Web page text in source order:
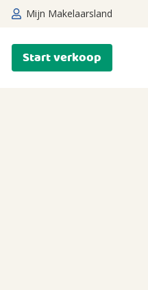
Mijn Makelaarsland
Start verkoop